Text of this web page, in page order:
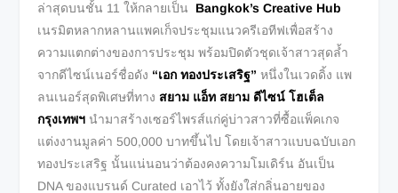
ล่าสุดบนชั้น 11 ให้กลายเป็น Bangkok’s Creative Hub
เนรมิตหลากหลานแพคเก็จประชุมแนวครีเอทีฟเพื่อสร้าง
ความแตกต่างของการประชุม พร้อมปิดตัวชุดเจ้าสาวสุดล้ำ
จากดีไซน์เนอร์ชื่อดัง “เอก ทองประเสริฐ” หนึ่งในเวดดิ้ง แพ
ลนเนอร์สุดพิเศษที่ทาง สยาม แอ็ท สยาม ดีไซน์ โฮเต็ล
กรุงเทพฯ นำมาสร้างเซอร์ไพรส์แก่คู่บ่าวสาวที่ซื้อแพ็คเกจ
แต่งงานมูลค่า 500,000 บาทขึ้นไป โดยเจ้าสาวแบบฉบับเอก
ทองประเสริฐ นั้นแน่นอนว่าต้องคงความโมเดิร์น อันเป็น
DNA ของแบรนด์ Curated เอาไว้ ทั้งยังใส่กลิ่นอายของ